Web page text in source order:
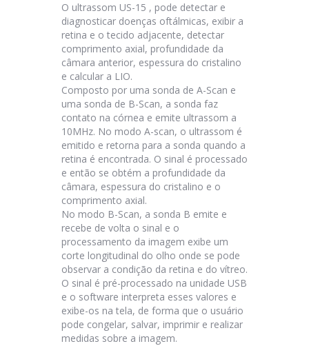
O ultrassom US-15 , pode detectar e
diagnosticar doenças oftálmicas, exibir a
retina e o tecido adjacente, detectar
comprimento axial, profundidade da
câmara anterior, espessura do cristalino
e calcular a LIO.
Composto por uma sonda de A-Scan e
uma sonda de B-Scan, a sonda faz
contato na córnea e emite ultrassom a
10MHz. No modo A-scan, o ultrassom é
emitido e retorna para a sonda quando a
retina é encontrada. O sinal é processado
e então se obtém a profundidade da
câmara, espessura do cristalino e o
comprimento axial.
No modo B-Scan, a sonda B emite e
recebe de volta o sinal e o
processamento da imagem exibe um
corte longitudinal do olho onde se pode
observar a condição da retina e do vítreo.
O sinal é pré-processado na unidade USB
e o software interpreta esses valores e
exibe-os na tela, de forma que o usuário
pode congelar, salvar, imprimir e realizar
medidas sobre a imagem.